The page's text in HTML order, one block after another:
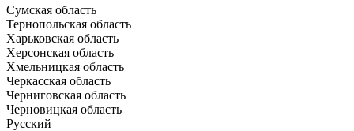
Сумская область
Тернопольская область
Харьковская область
Херсонская область
Хмельницкая область
Черкасская область
Черниговская область
Черновицкая область
Русский